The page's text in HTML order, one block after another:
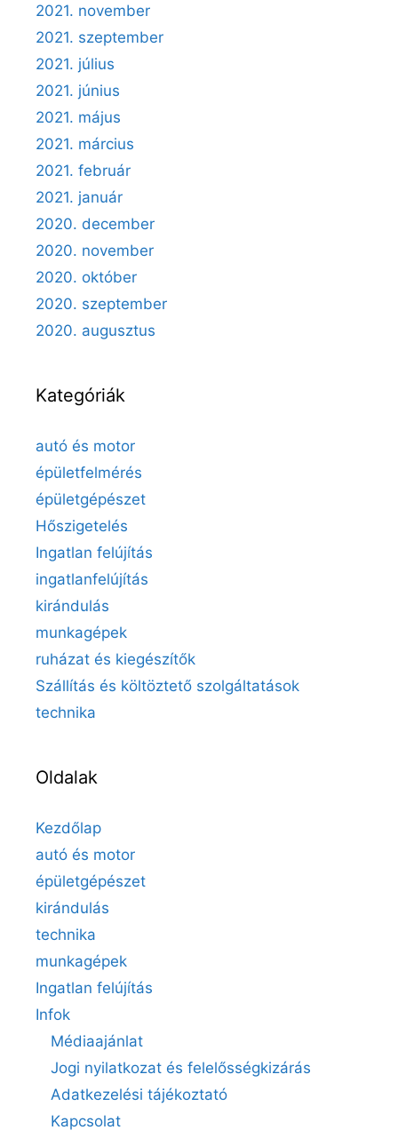
2021. november
2021. szeptember
2021. július
2021. június
2021. május
2021. március
2021. február
2021. január
2020. december
2020. november
2020. október
2020. szeptember
2020. augusztus
Kategóriák
autó és motor
épületfelmérés
épületgépészet
Hőszigetelés
Ingatlan felújítás
ingatlanfelújítás
kirándulás
munkagépek
ruházat és kiegészítők
Szállítás és költöztető szolgáltatások
technika
Oldalak
Kezdőlap
autó és motor
épületgépészet
kirándulás
technika
munkagépek
Ingatlan felújítás
Infok
Médiaajánlat
Jogi nyilatkozat és felelősségkizárás
Adatkezelési tájékoztató
Kapcsolat